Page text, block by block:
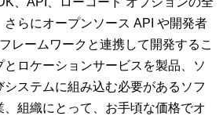
らにオープンソース API や開発者
レームワークと連携して開発するこ
とロケーションサービスを製品、ソ
システムに組み込む必要があるソフ
、組織にとって、お手頃な価格でオ